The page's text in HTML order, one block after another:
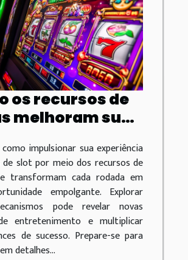
os recursos de
melhoram sua
impulsionar sua experiência
slot por meio dos recursos de
transformam cada rodada em
empolgante. Explorar
pode revelar novas
entretenimento e multiplicar
de sucesso. Prepare-se para
detalhes...